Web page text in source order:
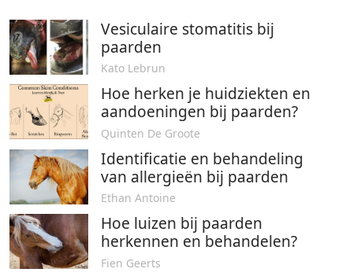
Vesiculaire stomatitis bij
paarden
Kato Lebrun
Hoe herken je huidziekten en
aandoeningen bij paarden?
Quinten De Groote
Identificatie en behandeling
van allergieën bij paarden
Ethan Antoine
Hoe luizen bij paarden
herkennen en behandelen?
Fien Geerts